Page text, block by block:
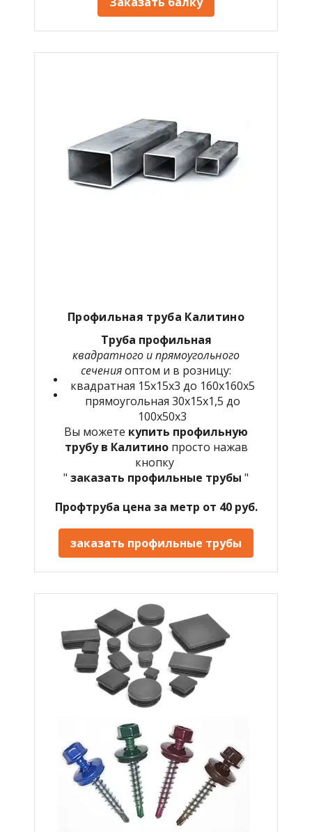
Профильная труба Калитино
Труба профильная
квадратного и прямоугольного
сеченияоптом и в розницу:
квадратная 15х15х3 до 160х160х5
прямоугольная 30х15х1,5 до
100х50х3
Вы можете купить профильную
трубу в Калитино просто нажав
кнопку
" заказать профильные трубы "
Профтруба цена за метр от 40 руб.
заказать профильные трубы